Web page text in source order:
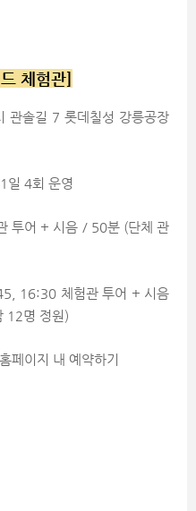
체험관]
관솔길 7 롯데칠성 강릉공장
일 4회 운영
투어 + 시음 / 50분 (단체 관
체험관 투어 + 시음
12명 정원)
페이지 내 예약하기